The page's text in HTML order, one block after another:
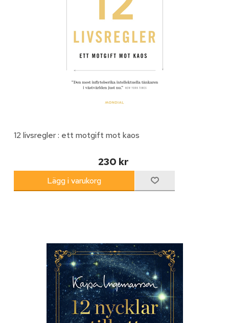
12 livsregler : ett motgift mot kaos
230 kr